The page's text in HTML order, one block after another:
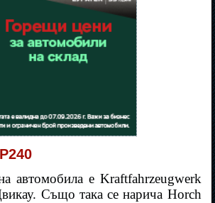
автомобила е Kraftfahrzeugwerk
Също така се нарича Horch